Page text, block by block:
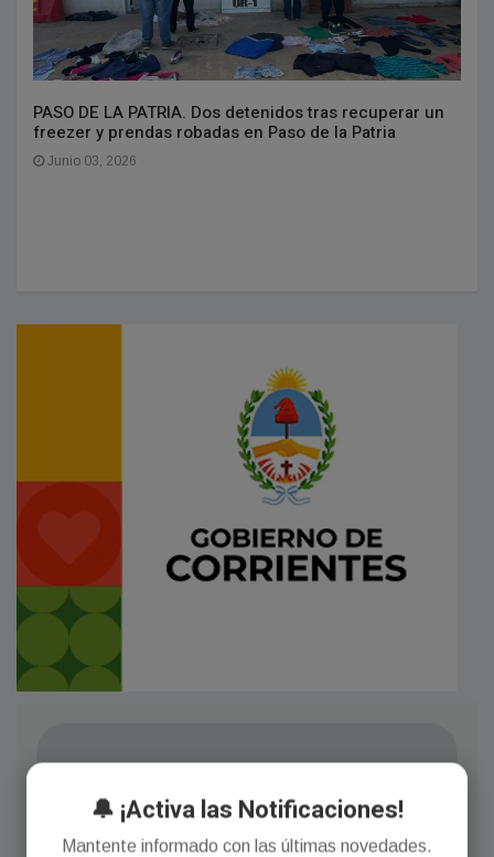
PASO DE LA PATRIA. Dos detenidos tras recuperar un
freezer y prendas robadas en Paso de la Patria
Junio 03, 2026
🔔 ¡Activa las Notificaciones!
Mantente informado con las últimas novedades.